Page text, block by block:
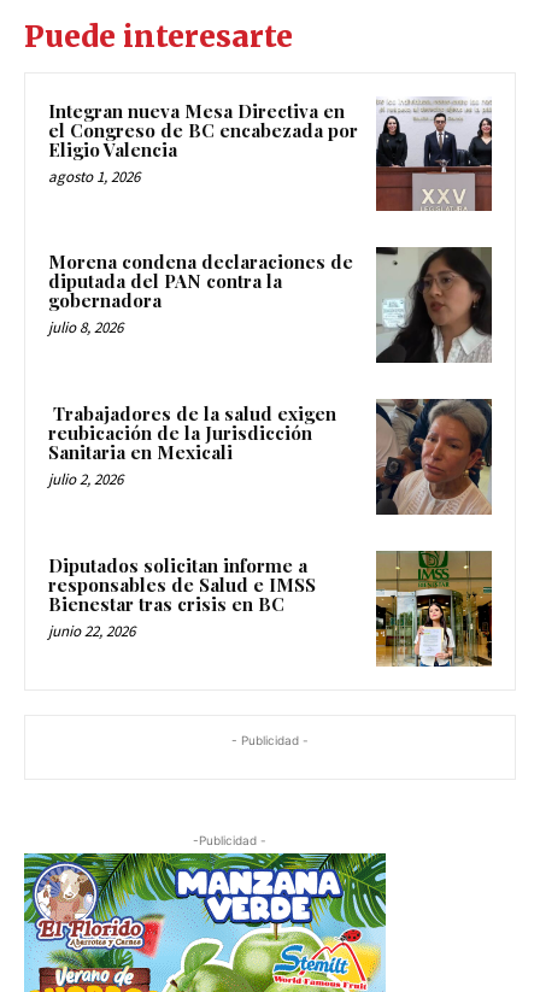
Puede interesarte
Integran nueva Mesa Directiva en
el Congreso de BC encabezada por
Eligio Valencia
agosto 1, 2026
Morena condena declaraciones de
diputada del PAN contra la
gobernadora
julio 8, 2026
Trabajadores de la salud exigen
reubicación de la Jurisdicción
Sanitaria en Mexicali
julio 2, 2026
Diputados solicitan informe a
responsables de Salud e IMSS
Bienestar tras crisis en BC
junio 22, 2026
- Publicidad -
-Publicidad -